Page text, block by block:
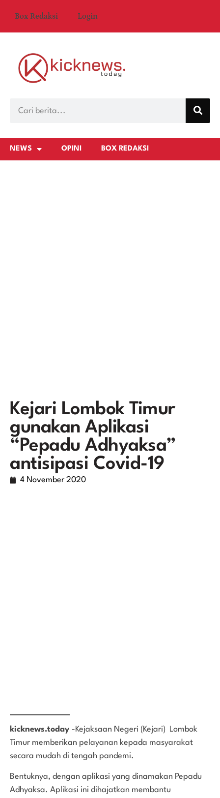
Box Redaksi Login
NEWS OPINI BOX REDAKSI
Kejari Lombok Timur
gunakan Aplikasi
“Pepadu Adhyaksa”
antisipasi Covid-19
4 November 2020
kicknews.today -Kejaksaan Negeri (Kejari) Lombok
Timur memberikan pelayanan kepada masyarakat
secara mudah di tengah pandemi.
Bentuknya, dengan aplikasi yang dinamakan Pepadu
Adhyaksa. Aplikasi ini dihajatkan membantu